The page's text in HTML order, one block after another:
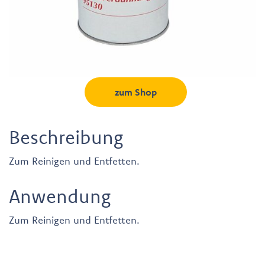
zum Shop
Beschreibung
Zum Reinigen und Entfetten.
Anwendung
Zum Reinigen und Entfetten.